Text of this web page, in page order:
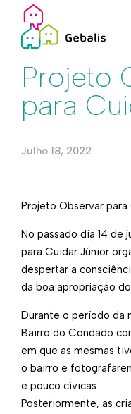
Iniciativas
Projeto
para
Julho 18, 2022
Projeto Observar para
No passado dia 14 de
para Cuidar Júnior
despertar a
da boa apropriação
Durante o período da
Bairro do Condado
em que as mesmas
o bairro e
e pouco cívicas.
Posteriormente, as